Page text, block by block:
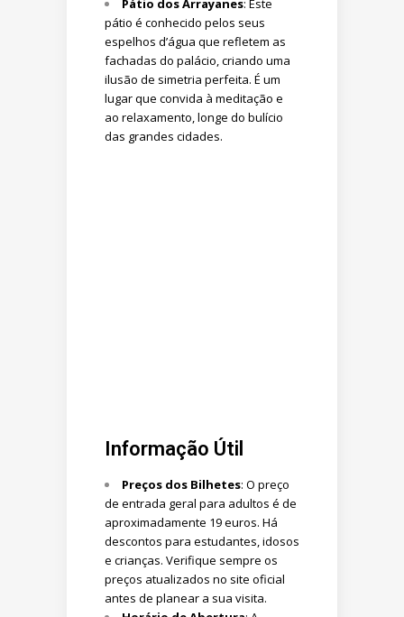
Pátio dos Arrayanes: Este
pátio é conhecido pelos seus
espelhos d’água que refletem as
fachadas do palácio, criando uma
ilusão de simetria perfeita. É um
lugar que convida à meditação e
ao relaxamento, longe do bulício
das grandes cidades.
Informação Útil
Preços dos Bilhetes: O preço
de entrada geral para adultos é de
aproximadamente 19 euros. Há
descontos para estudantes, idosos
e crianças. Verifique sempre os
preços atualizados no site oficial
antes de planear a sua visita.